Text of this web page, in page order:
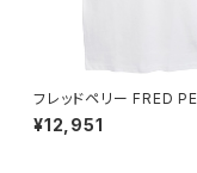
フレッドペリー FRED
he Fred Perry Shirt
ポロシャツ M3600-
¥12,951